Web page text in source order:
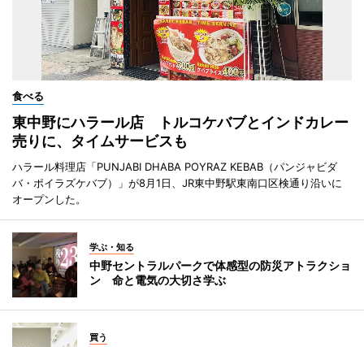
食べる
東中野にハラール店 トルコケバブとインドカレー
売りに、タイムサービスも
ハラール料理店「PUNJABI DHABA POYRAZ KEBAB（パンジャビダ
バ・ポイラズケバブ）」が8月1日、JR東中野駅東南口区検通り沿いに
オープンした。
学ぶ・知る
中野セントラルパークで体感型の防災アトラクショ
ン 命と電気の大切さ学ぶ
買う